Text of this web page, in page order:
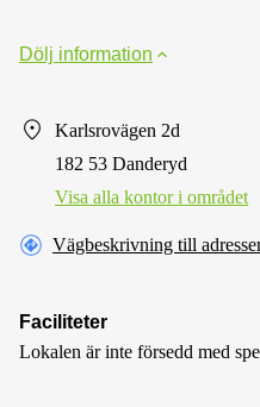
Dölj information
Karlsrovägen 2d
182 53 Danderyd
Visa alla kontor i området
Vägbeskrivning till
Faciliteter
Lokalen är inte försedd med